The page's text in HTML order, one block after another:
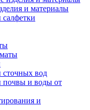
и материалы
сточных вод
почвы и воды от
и